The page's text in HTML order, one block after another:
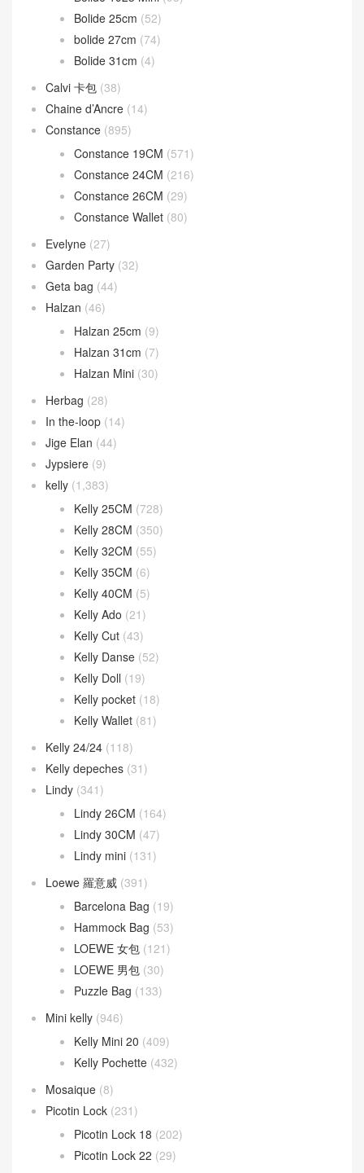
Bolide 25cm (52)
bolide 27cm (74)
Bolide 31cm (4)
Calvi 卡包 (38)
Chaine d’Ancre (14)
Constance (895)
Constance 19CM (571)
Constance 24CM (216)
Constance 26CM (29)
Constance Wallet (80)
Evelyne (27)
Garden Party (32)
Geta bag (44)
Halzan (46)
Halzan 25cm (9)
Halzan 31cm (7)
Halzan Mini (30)
Herbag (28)
In the-loop (14)
Jige Elan (44)
Jypsiere (9)
kelly (1,383)
Kelly 25CM (728)
Kelly 28CM (350)
Kelly 32CM (55)
Kelly 35CM (6)
Kelly 40CM (5)
Kelly Ado (21)
Kelly Cut (43)
Kelly Danse (52)
Kelly Doll (19)
Kelly pocket (18)
Kelly Wallet (81)
Kelly 24/24 (118)
Kelly depeches (31)
Lindy (341)
Lindy 26CM (164)
Lindy 30CM (47)
Lindy mini (131)
Loewe 羅意威 (391)
Barcelona Bag (19)
Hammock Bag (53)
LOEWE 女包 (121)
LOEWE 男包 (30)
Puzzle Bag (133)
Mini kelly (946)
Kelly Mini 20 (409)
Kelly Pochette (432)
Mosaique (8)
Picotin Lock (231)
Picotin Lock 18 (202)
Picotin Lock 22 (29)